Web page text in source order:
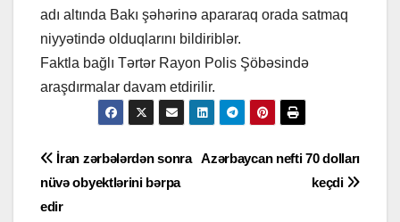
adı altında Bakı şəhərinə apararaq orada satmaq
niyyətində olduqlarını bildiriblər.
Faktla bağlı Tərtər Rayon Polis Şöbəsində
araşdırmalar davam etdirilir.
Yazı
naviqasiyası
Azərbaycan nefti 70 dolları
keçdi
İran zərbələrdən sonra
nüvə obyektlərini bərpa
edir